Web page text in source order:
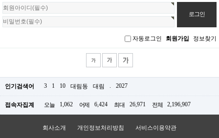
회
원
로
자동로그인 회원가입 정보찾기
인기검색어 3 1 10 대림동 대림 . 2027
접속자집계 오늘 1,062 어제 6,424 최대 26,971 전체 2,196,907
회사소개 개인정보처리방침 서비스이용약관